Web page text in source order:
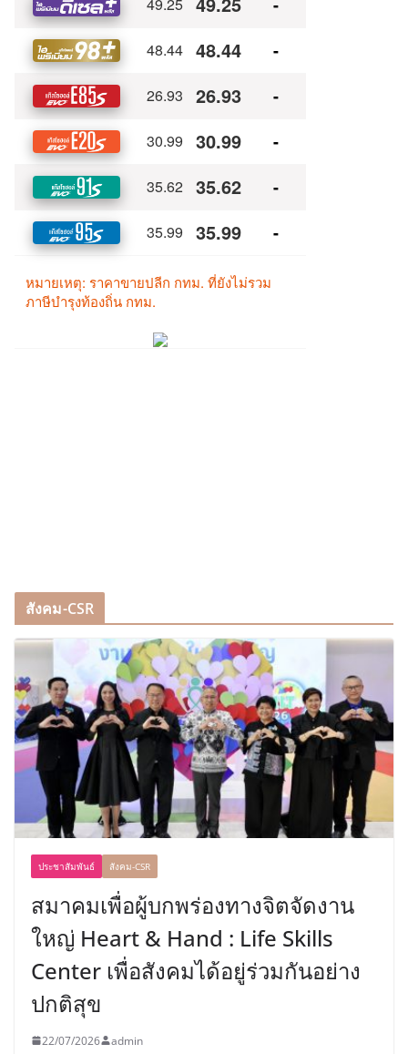
สังคม-CSR
ประชาสัมพันธ์ สังคม-CSR
สมาคมเพื่อผู้บกพร่องทางจิตจัดงาน
ใหญ่ Heart & Hand : Life Skills
Center เพื่อสังคมได้อยู่ร่วมกันอย่าง
ปกติสุข
22/07/2026 admin